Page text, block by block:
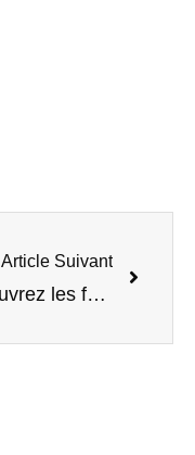
Article Suivant
Découvrez les fonctionnalités de la nouvelle Livebox 7 d’Orange